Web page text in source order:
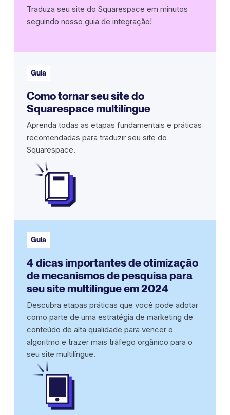
Traduza seu site do Squarespace em minutos
seguindo nosso guia de integração!
Guia
Como tornar seu site do
Squarespace multilíngue
Aprenda todas as etapas fundamentais e práticas
recomendadas para traduzir seu site do
Squarespace.
Guia
4 dicas importantes de otimização
de mecanismos de pesquisa para
seu site multilíngue em 2024
Descubra etapas práticas que você pode adotar
como parte de uma estratégia de marketing de
conteúdo de alta qualidade para vencer o
algoritmo e trazer mais tráfego orgânico para o
seu site multilíngue.